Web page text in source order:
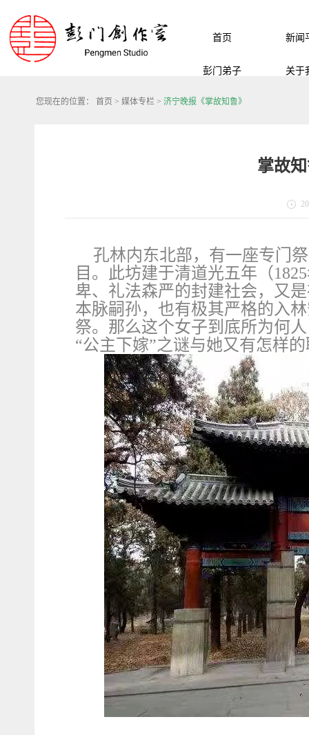
首页 新闻
彭门弟子 关于
您现在的位置： 首页 > 媒体专栏 > 济宁晚报《掌故知鲁》
掌故
孔林内东北部，有一座专门
目。此坊建于清道光五年（
卑、礼法森严的封建社会，又
本脉嗣孙，也有极其严格的入
祭。那么这个女子到底所为何
“公主下嫁”之谜与她又有怎样